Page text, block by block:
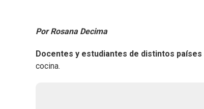
Por Rosana Decima
Docentes y estudiantes de distintos países
cocina.